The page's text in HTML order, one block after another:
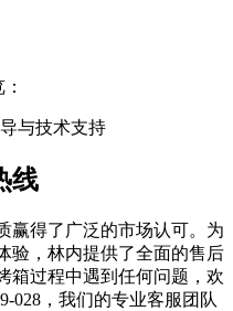
与技术支持
线
赢得了广泛的市场认可。为
验，林内提供了全面的售后
箱过程中遇到任何问题，欢
028，我们的专业客服团队